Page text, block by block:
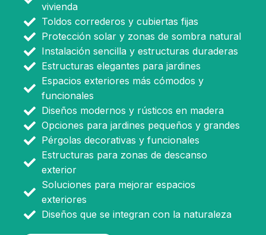
vivienda
Toldos correderos y cubiertas fijas
Protección solar y zonas de sombra natural
Instalación sencilla y estructuras duraderas
Estructuras elegantes para jardines
Espacios exteriores más cómodos y
funcionales
Diseños modernos y rústicos en madera
Opciones para jardines pequeños y grandes
Pérgolas decorativas y funcionales
Estructuras para zonas de descanso
exterior
Soluciones para mejorar espacios
exteriores
Diseños que se integran con la naturaleza